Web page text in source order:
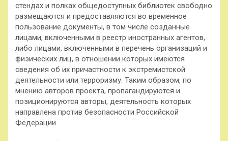
стендах и полках общедоступных библиотек свободно
размещаются и предоставляются во временное
пользование документы, в том числе созданные
лицами, включенными в реестр иностранных агентов,
либо лицами, включенными в перечень организаций и
физических лиц, в отношении которых имеются
сведения об их причастности к экстремистской
деятельности или терроризму. Таким образом, по
мнению авторов проекта, пропагандируются и
позиционируются авторы, деятельность которых
направлена против безопасности Российской
Федерации.